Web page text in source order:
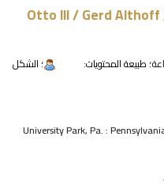
Otto III /Gerd Althoff
؛ طبيعة المحتويات: ؛ الشكل
University Park, Pa. :